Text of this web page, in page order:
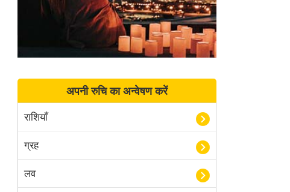
अपनी रुचि का अन्वेषण करें
राशियाँ
ग्रह
लव